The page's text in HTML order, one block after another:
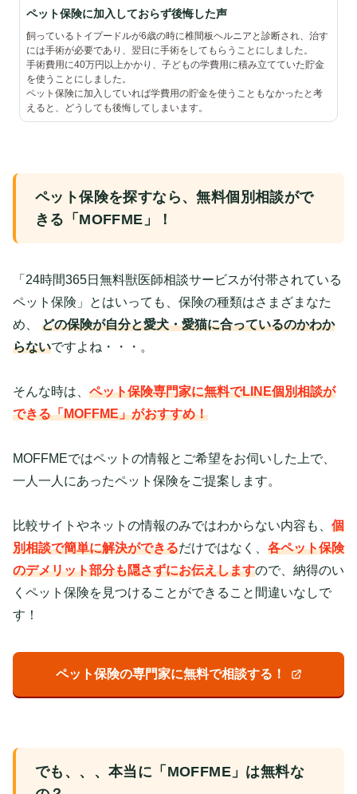
ペット保険に加入しておらず後悔した声
飼っているトイプードルが6歳の時に椎間板ヘルニアと診断され、治す
には手術が必要であり、翌日に手術をしてもらうことにしました。
手術費用に40万円以上かかり、子どもの学費用に積み立てていた貯金
を使うことにしました。
ペット保険に加入していれば学費用の貯金を使うこともなかったと考
えると、どうしても後悔してしまいます。
ペット保険を探すなら、無料個別相談がで
きる「MOFFME」！
「24時間365日無料獣医師相談サービスが付帯されている
ペット保険」とはいっても、保険の種類はさまざまなた
め、 どの保険が自分と愛犬・愛猫に合っているのかわか
らないですよね・・・。
そんな時は、 ペット保険専門家に無料でLINE個別相談が
できる「MOFFME」がおすすめ！
MOFFMEではペットの情報とご希望をお伺いした上で、
一人一人にあったペット保険をご提案します。
比較サイトやネットの情報のみではわからない内容も、 個
別相談で簡単に解決ができるだけではなく、 各ペット保険
のデメリット部分も隠さずにお伝えしますので、納得のい
くペット保険を見つけることができること間違いなしで
す！
ペット保険の専門家に無料で相談する！
でも、、、本当に「MOFFME」は無料な